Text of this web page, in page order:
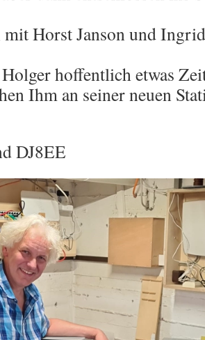
Horst Janson und
hoffentlich etwas
Ihm an seiner neuen
DJ8EE